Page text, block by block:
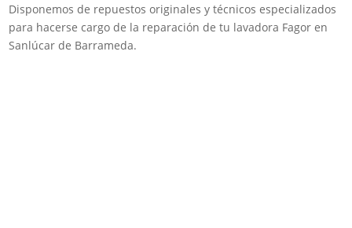
Disponemos de repuestos originales y técnicos especializados
para hacerse cargo de la reparación de tu lavadora Fagor en
Sanlúcar de Barrameda.